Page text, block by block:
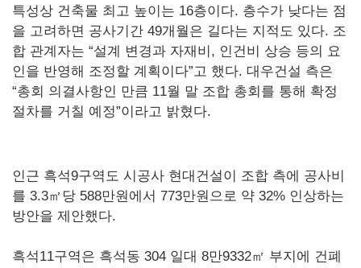
특성상 건축물 최고 높이는 16층이다. 층수가 낮다는 점
을 고려하면 공사기간 49개월은 길다는 지적도 있다. 조
합 관계자는 “설계 변경과 자재비, 인건비 상승 등의 요
인을 반영해 조정할 계획이다”고 했다. 대우건설 측은
“총회 의결사항인 만큼 11월 말 조합 총회를 통해 확정
절차를 거칠 예정”이라고 밝혔다.
인근 흑석9구역도 시공사 현대건설이 조합 측에 공사비
를 3.3㎡당 588만원에서 773만원으로 약 32% 인상하는
방안을 제안했다.
흑석11구역은 흑석동 304 일대 8만9332㎡ 부지에 건폐